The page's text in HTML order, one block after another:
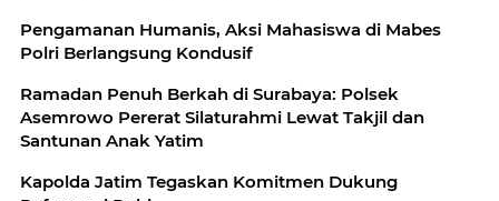
Pengamanan Humanis, Aksi Mahasiswa di Mabes
Polri Berlangsung Kondusif
Ramadan Penuh Berkah di Surabaya: Polsek
Asemrowo Pererat Silaturahmi Lewat Takjil dan
Santunan Anak Yatim
Kapolda Jatim Tegaskan Komitmen Dukung